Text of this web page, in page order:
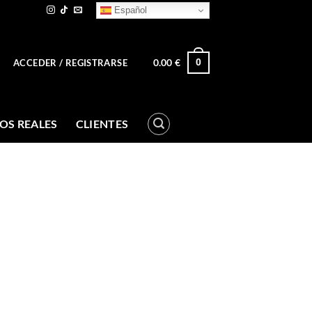
Español
ACCEDER / REGISTRARSE 0.00€ 0
REALES CLIENTES